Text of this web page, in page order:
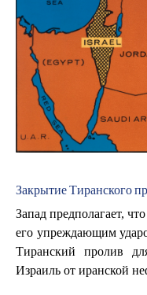
Закрытие Тиранского
Запад предполагает,
его упреждающим
Тиранский пролив
Израиль от иранской